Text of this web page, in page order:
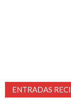
ENTRADAS